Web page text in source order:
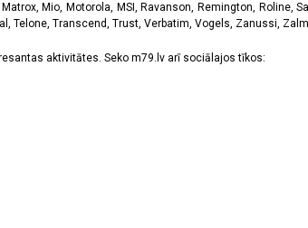
Mio, Motorola, MSI, Ravanson, Remington, Roline,
Telone, Transcend, Trust, Verbatim, Vogels, Zanussi,
aktivitātes. Seko m79.lv arī sociālajos tīkos: